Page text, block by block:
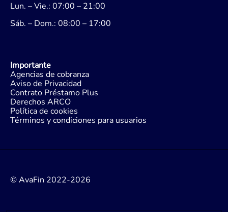
Lun. – Vie.: 07:00 – 21:00
Sáb. – Dom.: 08:00 – 17:00
Importante
Agencias de cobranza
Aviso de Privacidad
Contrato Préstamo Plus
Derechos ARCO
Política de cookies
Términos y condiciones para usuarios
© AvaFin 2022-2026